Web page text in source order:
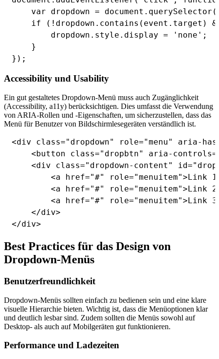
var dropdown =
if (!dropdown.contains(event.target)
        dropdown.style.display = 'none';
    }
Accessibility und Usability
Ein gut gestaltetes Dropdown-Menü muss auch Zugänglichkeit
(Accessibility, a11y) berücksichtigen. Dies umfasst die Verwendung
von ARIA-Rollen und -Eigenschaften, um sicherzustellen, dass das
Menü für Benutzer von Bildschirmlesegeräten verständlich ist.
<div class="dropdown" role="menu" aria-
<button class="dropbtn" aria-
<div class="dropdown-content"
<a href="#" role="menuitem">Link
<a href="#" role="menuitem">Link
<a href="#" role="menuitem">Link
    </div>
Best Practices für das Design von
Dropdown-Menüs
Benutzerfreundlichkeit
Dropdown-Menüs sollten einfach zu bedienen sein und eine klare
visuelle Hierarchie bieten. Wichtig ist, dass die Menüoptionen klar
und deutlich lesbar sind. Zudem sollten die Menüs sowohl auf
Desktop- als auch auf Mobilgeräten gut funktionieren.
Performance und Ladezeiten